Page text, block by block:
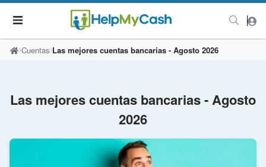
Cuentas Las mejores cuentas bancarias - Agosto 2026
Las mejores cuentas bancarias - Agosto
2026